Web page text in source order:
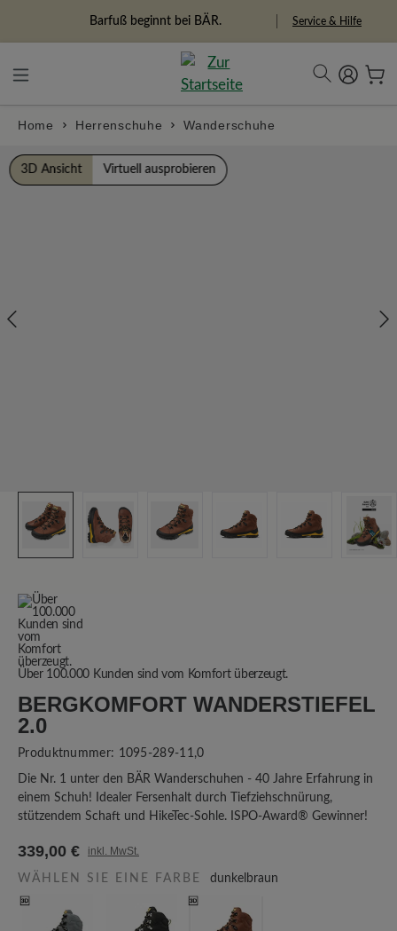
Freiheitspioniere Service & Hilfe
Home Herrenschuhe Wanderschuhe
Bildergalerie überspringen
3D Ansicht Virtuell ausprobieren
Über 100.000 Kunden sind vom Komfort überzeugt.
BERGKOMFORT WANDERSTIEFEL
2.0
Produktnummer: 1095-289-11,0
Die Nr. 1 unter den BÄR Wanderschuhen - 40 Jahre Erfahrung in
einem Schuh! Idealer Fersenhalt durch Tiefziehschnürung,
stützendem Schaft und HikeTec-Sohle. ISPO-Award® Gewinner!
339,00 € inkl. MwSt.
WÄHLEN SIE EINE FARBE dunkelbraun